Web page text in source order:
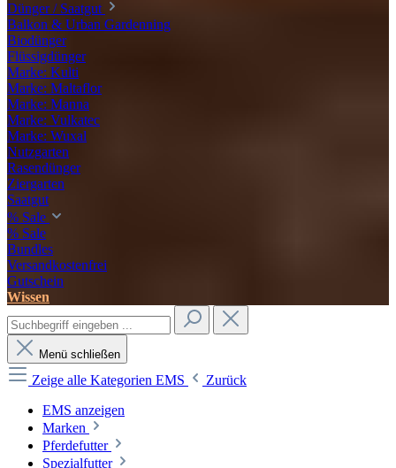
Dünger / Saatgut
Balkon & Urban Gardenning
Biodünger
Flüssigdünger
Marke: Kulti
Marke: Maltaflor
Marke: Manna
Marke: Vulkatec
Marke: Wuxal
Nutzgarten
Rasendünger
Ziergarten
Saatgut
% Sale
% Sale
Bundles
Versandkostenfrei
Gutschein
Wissen
Menü schließen
Zeige alle Kategorien EMS
Zurück
EMS anzeigen
Marken
Pferdefutter
Spezialfutter